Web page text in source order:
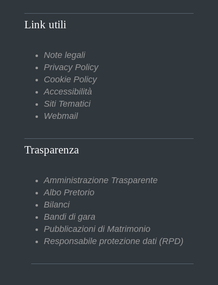
Link utili
Note legali
Privacy Policy
Cookie Policy
Accessibilità
Siti Tematici
Webmail
Trasparenza
Amministrazione Trasparente
Albo Pretorio
Bilanci
Bandi di gara
Pubblicazioni di Matrimonio
Responsabile protezione dati (RPD)